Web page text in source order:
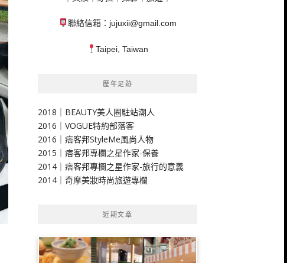
聯絡信箱： jujuxii@gmail.com
Taipei, Taiwan
歷年足跡
2018｜BEAUTY美人圈駐站潮人
2016｜VOGUE特約部落客
2016｜痞客邦StyleMe風尚人物
2015｜痞客邦專欄之星作家-保養
2014｜痞客邦專欄之星作家-旅行的意義
2014｜奇摩美妝時尚旅遊專欄
近期文章